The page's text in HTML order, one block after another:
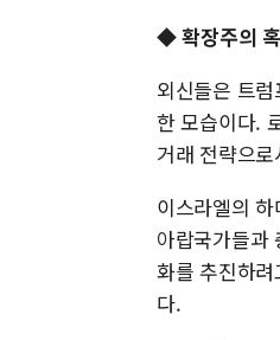
◆ 확장주의
외신들은 트
한 모습이다.
거래 전략으
이스라엘의
아랍국가들과
화를 추진하
다.